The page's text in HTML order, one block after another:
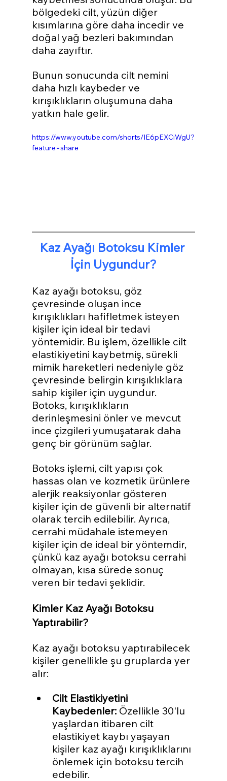
bölgedeki cilt, yüzün diğer
kısımlarına göre daha incedir ve
doğal yağ bezleri bakımından
daha zayıftır.
Bunun sonucunda cilt nemini
daha hızlı kaybeder ve
kırışıklıkların oluşumuna daha
yatkın hale gelir.
https://www.youtube.com/shorts/IE6pEXCiWgU?
feature=share
Kaz Ayağı Botoksu Kimler
İçin Uygundur?
Kaz ayağı botoksu, göz
çevresinde oluşan ince
kırışıklıkları hafifletmek isteyen
kişiler için ideal bir tedavi
yöntemidir. Bu işlem, özellikle cilt
elastikiyetini kaybetmiş, sürekli
mimik hareketleri nedeniyle göz
çevresinde belirgin kırışıklıklara
sahip kişiler için uygundur.
Botoks, kırışıklıkların
derinleşmesini önler ve mevcut
ince çizgileri yumuşatarak daha
genç bir görünüm sağlar.
Botoks işlemi, cilt yapısı çok
hassas olan ve kozmetik ürünlere
alerjik reaksiyonlar gösteren
kişiler için de güvenli bir alternatif
olarak tercih edilebilir. Ayrıca,
cerrahi müdahale istemeyen
kişiler için de ideal bir yöntemdir,
çünkü kaz ayağı botoksu cerrahi
olmayan, kısa sürede sonuç
veren bir tedavi şeklidir.
Kimler Kaz Ayağı Botoksu
Yaptırabilir?
Kaz ayağı botoksu yaptırabilecek
kişiler genellikle şu gruplarda yer
alır:
Cilt Elastikiyetini
Kaybedenler: Özellikle 30'lu
yaşlardan itibaren cilt
elastikiyet kaybı yaşayan
kişiler kaz ayağı kırışıklıklarını
önlemek için botoksu tercih
edebilir.